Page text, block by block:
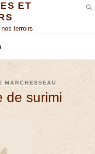
ET
terroirs
MARCHESSEAU
de surimi